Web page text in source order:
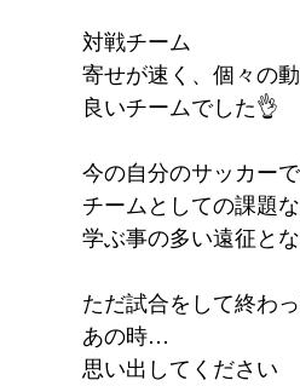
対戦チーム
寄せが速く、個々の
良いチームでした👌
今の自分のサッカー
チームとしての課題
学ぶ事の多い遠征と
ただ試合をして終わ
あの時…
思い出してください